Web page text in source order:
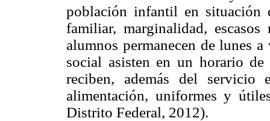
población infantil en situación
familiar, marginalidad,
alumnos permanecen de lunes
social asisten en un horario
reciben, además del servicio
alimentación, uniformes y
Distrito Federal, 2012).